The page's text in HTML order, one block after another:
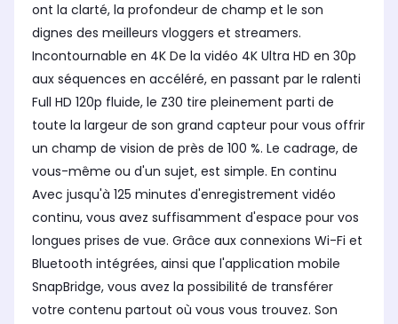
ont la clarté, la profondeur de champ et le son
dignes des meilleurs vloggers et streamers.
Incontournable en 4K De la vidéo 4K Ultra HD en 30p
aux séquences en accéléré, en passant par le ralenti
Full HD 120p fluide, le Z30 tire pleinement parti de
toute la largeur de son grand capteur pour vous offrir
un champ de vision de près de 100 %. Le cadrage, de
vous-même ou d'un sujet, est simple. En continu
Avec jusqu'à 125 minutes d'enregistrement vidéo
continu, vous avez suffisamment d'espace pour vos
longues prises de vue. Grâce aux connexions Wi-Fi et
Bluetooth intégrées, ainsi que l'application mobile
SnapBridge, vous avez la possibilité de transférer
votre contenu partout où vous vous trouvez. Son